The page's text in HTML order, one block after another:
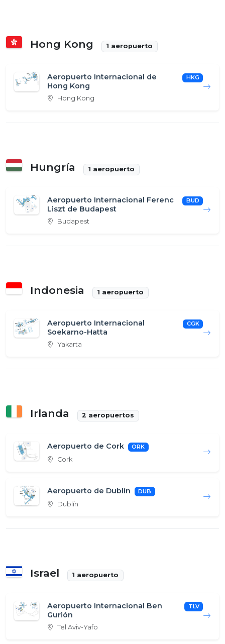
Hong Kong 1 aeropuerto
Aeropuerto Internacional de
Hong Kong
HKG
Hong Kong
Hungría 1 aeropuerto
Aeropuerto Internacional Ferenc
Liszt de Budapest
BUD
Budapest
Indonesia 1 aeropuerto
Aeropuerto Internacional
Soekarno-Hatta
CGK
Yakarta
Irlanda 2 aeropuertos
Aeropuerto de Cork ORK
Cork
Aeropuerto de Dublín DUB
Dublín
Israel 1 aeropuerto
Aeropuerto Internacional Ben
Gurión
TLV
Tel Aviv-Yafo